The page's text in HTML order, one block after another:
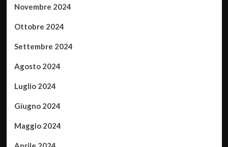
Novembre 2024
Ottobre 2024
Settembre 2024
Agosto 2024
Luglio 2024
Giugno 2024
Maggio 2024